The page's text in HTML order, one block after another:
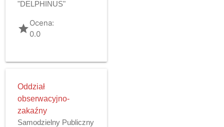
"DELPHINUS"
gradeOcena:
0.0
Oddział
obserwacyjno-
zakaźny
Samodzielny Publiczny